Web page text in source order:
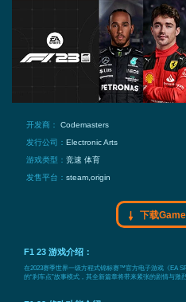
开发商： Codemasters
发行公司： Electronic Arts
游戏类型： 竞速 体育
发售平台： steam,origin
下载
F1 23 游戏介绍：
在2023赛季世界一级方程式锦标赛™官方电子游戏《EA
的“刹车点”故事模式，其全新篇章将带来紧张的剧情与激烈